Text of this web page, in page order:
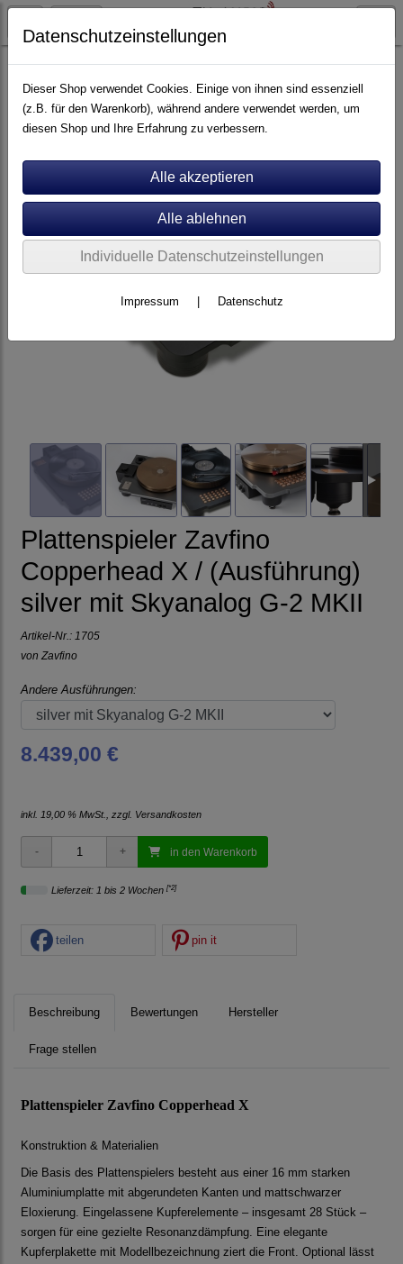
Plattenspieler Zavfino
Plattenspieler Zavfino
Copperhead X / (Ausführung)
silver mit Skyanalog G-2 MKII
Artikel-Nr.: 1705
von Zavfino
Andere Ausführungen:
8.439,00 €
inkl. 19,00 % MwSt., zzgl. Versandkosten
in den Warenkorb
Lieferzeit: 1 bis 2 Wochen [*2]
teilen pin it
Beschreibung Bewertungen Hersteller
Frage stellen
Plattenspieler Zavfino Copperhead X
Konstruktion & Materialien
Die Basis des Plattenspielers besteht aus einer 16 mm starken
Aluminiumplatte mit abgerundeten Kanten und mattschwarzer
Eloxierung. Eingelassene Kupferelemente – insgesamt 28 Stück –
sorgen für eine gezielte Resonanzdämpfung. Eine elegante
Kupferplakette mit Modellbezeichnung ziert die Front. Optional lässt
Datenschutzeinstellungen
Dieser Shop verwendet Cookies. Einige von ihnen sind essenziell
(z.B. für den Warenkorb), während andere verwendet werden, um
diesen Shop und Ihre Erfahrung zu verbessern.
Individuelle Datenschutzeinstellungen
Impressum Datenschutz